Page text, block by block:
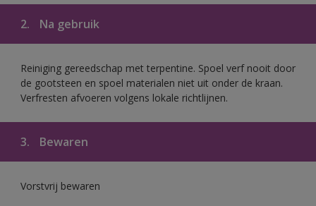
2. Na gebruik
Reiniging gereedschap met terpentine. Spoel verf nooit door
de gootsteen en spoel materialen niet uit onder de kraan.
Verfresten afvoeren volgens lokale richtlijnen.
3. Bewaren
Vorstvrij bewaren